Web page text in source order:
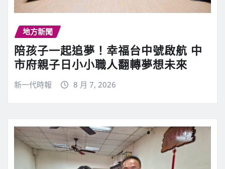
地方新聞
陪孩子一起追夢！幸福台中號啟航 中
市府親子日小小職人翻轉夢想未來
新一代時報 8 月 7, 2026